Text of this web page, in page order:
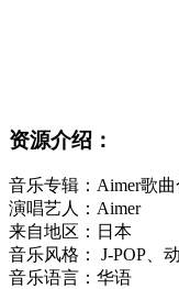
资源介绍：
音乐专辑：Aimer歌
演唱艺人：Aimer
来自地区：日本
音乐风格： J-POP、
音乐语言：华语